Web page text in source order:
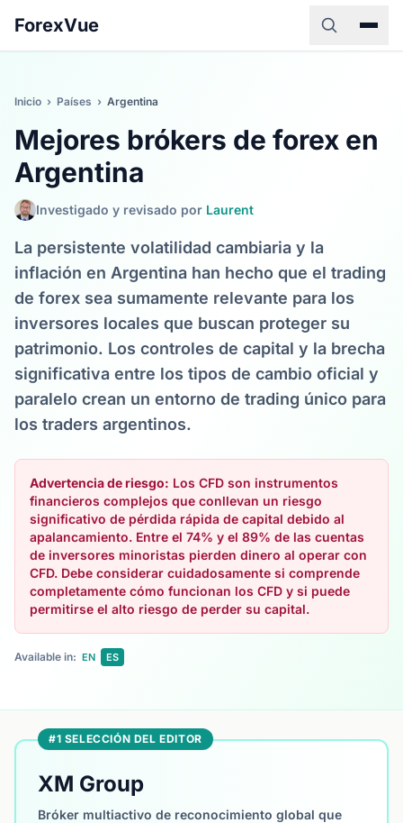
ForexVue
Inicio › Países › Argentina
Mejores brókers de forex en
Argentina
Investigado y revisado por Laurent
La persistente volatilidad cambiaria y la
inflación en Argentina han hecho que el trading
de forex sea sumamente relevante para los
inversores locales que buscan proteger su
patrimonio. Los controles de capital y la brecha
significativa entre los tipos de cambio oficial y
paralelo crean un entorno de trading único para
los traders argentinos.
Advertencia de riesgo: Los CFD son instrumentos
financieros complejos que conllevan un riesgo
significativo de pérdida rápida de capital debido al
apalancamiento. Entre el 74% y el 89% de las cuentas
de inversores minoristas pierden dinero al operar con
CFD. Debe considerar cuidadosamente si comprende
completamente cómo funcionan los CFD y si puede
permitirse el alto riesgo de perder su capital.
Available in: EN ES
#1 SELECCIÓN DEL EDITOR
XM Group
Bróker multiactivo de reconocimiento global que